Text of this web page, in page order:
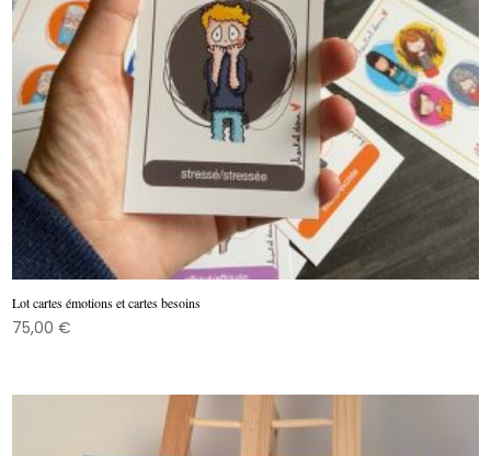
Lot cartes émotions et cartes besoins
75,00€